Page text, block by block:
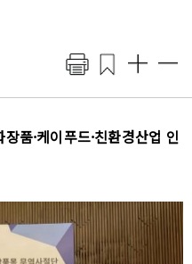
품·케이푸드·친환경산업 인